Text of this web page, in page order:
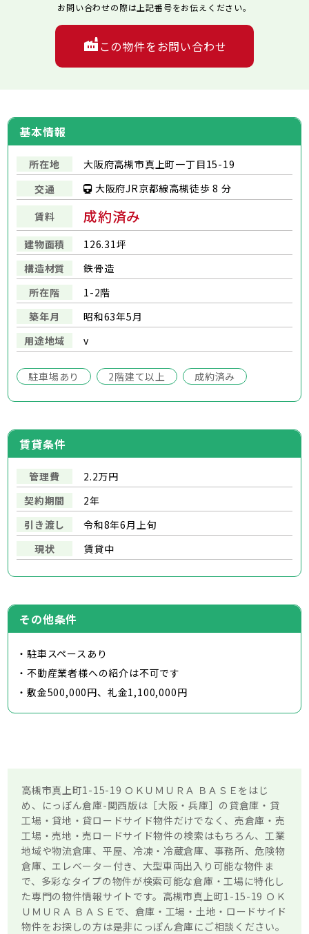
基本情報
所在地
大阪府高槻市真上町一丁目15-19
交通
大阪府JR京都線高槻徒歩 8 分
賃料 成約済み
建物面積
126.31坪
構造材質
鉄骨造
所在階
1-2階
築年月
昭和63年5月
用途地域
v
駐車場あり 2階建て以上 成約済み
お問い合わせの際は上記番号をお伝えください。
この物件をお問い合わせ
賃貸条件
管理費
2.2万円
契約期間
2年
引き渡し
令和8年6月上旬
現状
賃貸中
その他条件
・駐車スペースあり
・不動産業者様への紹介は不可です
・敷金500,000円、礼金1,100,000円
高槻市真上町1-15-19 ＯＫＵＭＵＲＡ ＢＡＳＥをはじ
め、にっぽん倉庫-関西版は［大阪・兵庫］の貸倉庫・貸
工場・貸地・貸ロードサイド物件だけでなく、売倉庫・売
工場・売地・売ロードサイド物件の検索はもちろん、工業
地域や物流倉庫、平屋、冷凍・冷蔵倉庫、事務所、危険物
倉庫、エレベーター付き、大型車両出入り可能な物件ま
で、多彩なタイプの物件が検索可能な倉庫・工場に特化し
た専門の物件情報サイトです。高槻市真上町1-15-19 ＯＫ
ＵＭＵＲＡ ＢＡＳＥで、倉庫・工場・土地・ロードサイド
物件をお探しの方は是非にっぽん倉庫にご相談ください。